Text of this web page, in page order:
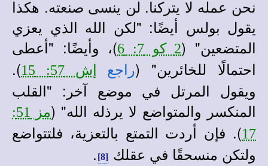
نحن عمله لا يتركنا. لن ينسى صنعته. هكذا
يقول بولس أيضًا: "لكن الله الذي يعزي
المتضعين" (2 كو 7: 6
)، وأيضًا: "أعطى
احتمالًا للخائرين" (راجع إش 57: 15
).
ويقول المرتل في موضع آخر: "القلب
المنكسر والمتواضع لا يرذله الله" (
مز 51:
17). فإن أردت التمتع بالتعزية، فلتتواضع
ولتكن منسحقًا في عقلك [8]
.